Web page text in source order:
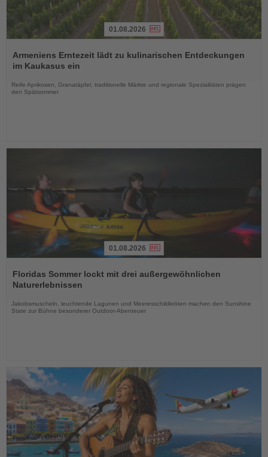
Sie
die
01.08.2026
Armeniens Erntezeit lädt zu kulinarischen Entdeckungen
im Kaukasus ein
Reife Aprikosen, Granatäpfel, traditionelle Märkte und regionale Spezialitäten prägen
den Spätsommer
Sie
die
01.08.2026
Floridas Sommer lockt mit drei außergewöhnlichen
Naturerlebnissen
Jakobsmuscheln, leuchtende Lagunen und Meeresschildkröten machen den Sunshine
State zur Bühne besonderer Outdoor-Abenteuer